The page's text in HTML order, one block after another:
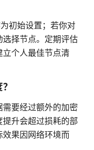
初始设置；若你对
择节点。定期评估
个人最佳节点清
要经过额外的加密
升会超过损耗的部
果因网络环境而